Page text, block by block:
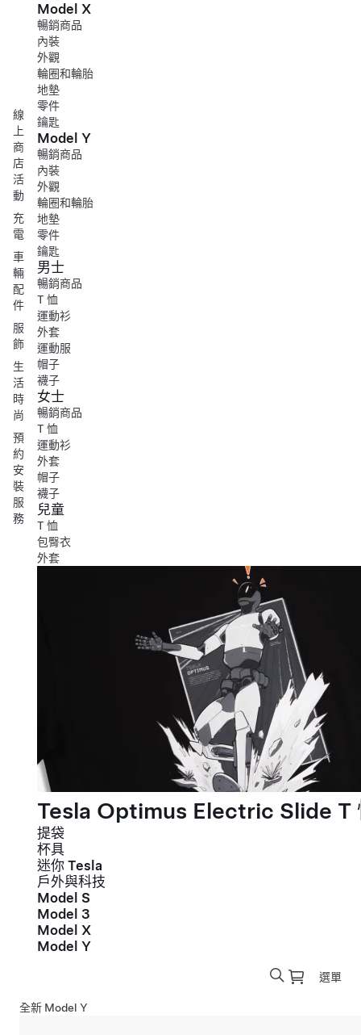
線
上
商
店
活
動
充
電
車
輛
配
件
服
飾
生
活
時
尚
預
約
安
裝
服
務
Model X
暢銷商品
內裝
外觀
輪圈和輪胎
地墊
零件
鑰匙
Model Y
暢銷商品
內裝
外觀
輪圈和輪胎
地墊
零件
鑰匙
男士
暢銷商品
T 恤
運動衫
外套
運動服
帽子
襪子
女士
暢銷商品
T 恤
運動衫
外套
帽子
襪子
兒童
T 恤
包臀衣
外套
Tesla Optimus Electric Slide T
提袋
杯具
迷你 Tesla
戶外與科技
Model S
Model 3
Model X
Model Y
選單
全新 Model Y